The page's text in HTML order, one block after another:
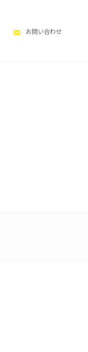
お問い合わせ